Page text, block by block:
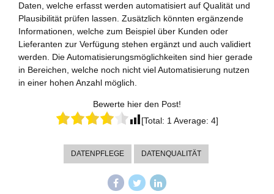
Daten, welche erfasst werden automatisiert auf Qualität und
Plausibilität prüfen lassen. Zusätzlich könnten ergänzende
Informationen, welche zum Beispiel über Kunden oder
Lieferanten zur Verfügung stehen ergänzt und auch validiert
werden. Die Automatisierungsmöglichkeiten sind hier gerade
in Bereichen, welche noch nicht viel Automatisierung nutzen
in einer hohen Anzahl möglich.
Bewerte hier den Post!
[Total: 1 Average: 4]
DATENPFLEGE DATENQUALITÄT